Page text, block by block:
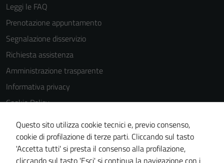
Leggi le FAQ
Prenotazione appuntamento
Segnalazione disservizio
Richiesta assistenza
Amministrazione trasparente
Informativa privacy
Cookie Policy
Note legali
Dichiarazione di accessibilità
Piano di miglioramento del sito
Questo sito utilizza cookie tecnici e, previo consenso,
cookie di profilazione di terze parti. Cliccando sul tasto
'Accetta tutti' si presta il consenso alla profilazione,
cliccando sul tasto 'Esci' si continua la navigazione con i